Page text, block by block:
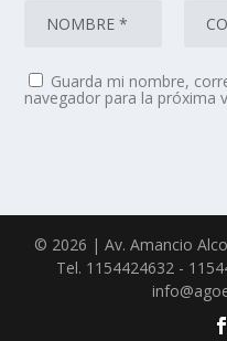
Guarda mi nombre,
navegador para la próxima
© 2026 | Av. Amancio
Tel. 1154424632 -